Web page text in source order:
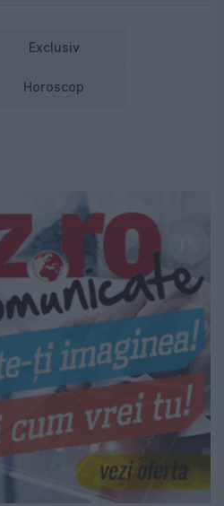
Exclusiv
Horoscop